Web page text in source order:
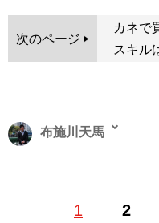
次のページ
カネで
スキル
1 2
布施川天馬
団」評議員。 1997年生まれ